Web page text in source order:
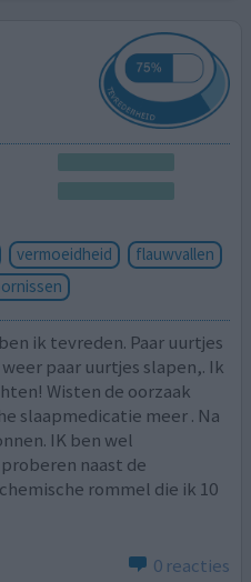
vermoeidheid
flauwvallen
ik tevreden. Paar uurtjes
paar uurtjes slapen,. Ik
Wisten de oorzaak
slaapmedicatie meer . Na
IK ben wel
naast de
rommel die ik 10
0 reacties